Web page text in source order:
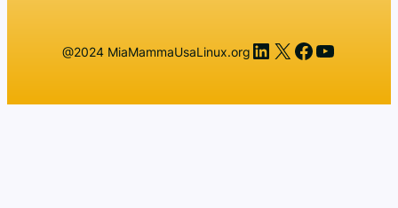
@2024 MiaMammaUsaLinux.org LinkedIn
X Facebook